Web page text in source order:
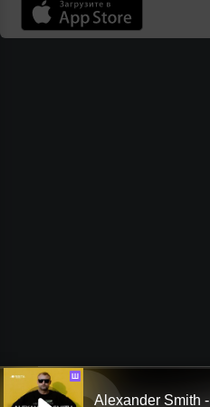
Ш
Alexander Smith